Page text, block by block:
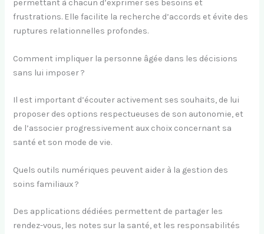
permettant à chacun d’exprimer ses besoins et
frustrations. Elle facilite la recherche d’accords et évite des
ruptures relationnelles profondes.
Comment impliquer la personne âgée dans les décisions
sans lui imposer ?
Il est important d’écouter activement ses souhaits, de lui
proposer des options respectueuses de son autonomie, et
de l’associer progressivement aux choix concernant sa
santé et son mode de vie.
Quels outils numériques peuvent aider à la gestion des
soins familiaux ?
Des applications dédiées permettent de partager les
rendez-vous, les notes sur la santé, et les responsabilités